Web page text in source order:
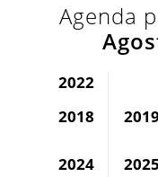
Agenda
2022
2018
2019
2024 2025